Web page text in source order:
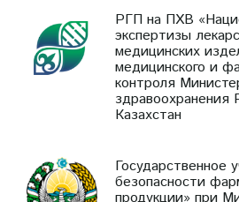
РГП на ПХВ
экспертизы
медицинских
медицинского и
контроля
здравоохранения
Казахстан
Государственное
безопасности
продукции» при